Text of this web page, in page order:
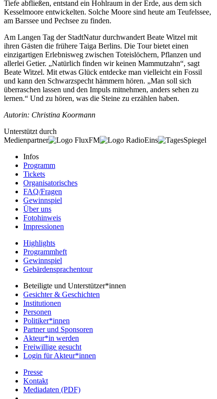
Tiefe abfließen, entstand ein Hohlraum in der Erde, aus dem sich
Kesselmoore entwickelten. Solche Moore sind heute am Teufelssee,
am Barssee und Pechsee zu finden.
Am Langen Tag der StadtNatur durchwandert Beate Witzel mit
ihren Gästen die frühere Taiga Berlins. Die Tour bietet einen
einzigartigen Erlebnisweg zwischen Toteislöchern, Pflanzen und
allerlei Getier. „Natürlich finden wir keinen Mammutzahn“, sagt
Beate Witzel. Mit etwas Glück entdecke man vielleicht ein Fossil
und kann den Schwarzspecht hämmern hören. „Man soll sich
überraschen lassen und den Impuls mitnehmen, anders sehen zu
lernen.“ Und zu hören, was die Steine zu erzählen haben.
Autorin: Christina Koormann
Unterstützt durch
Medienpartner
Infos
Programm
Tickets
Organisatorisches
FAQ/Fragen
Gewinnspiel
Über uns
Fotohinweis
Impressionen
Highlights
Programmheft
Gewinnspiel
Gebärdensprachentour
Beteiligte und Unterstützer*innen
Gesichter & Geschichten
Institutionen
Personen
Politiker*innen
Partner und Sponsoren
Akteur*in werden
Freiwillige gesucht
Login für Akteur*innen
Presse
Kontakt
Mediadaten (PDF)